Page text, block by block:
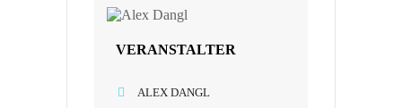
VERANSTALTER
ALEX DANGL